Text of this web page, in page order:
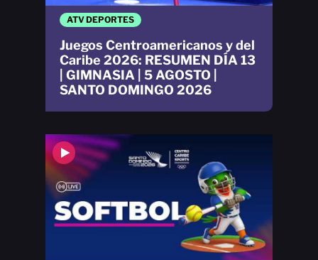
ATV DEPORTES
Juegos Centroamericanos y del
Caribe 2026: RESUMEN DÍA 13
| GIMNASIA | 5 AGOSTO |
SANTO DOMINGO 2026